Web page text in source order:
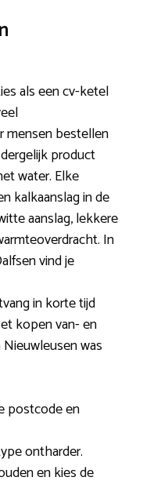
als een cv-ketel
mensen bestellen
product
water. Elke
kalkaanslag in de
aanslag, lekkere
In
vind je
in korte tijd
kopen van- en
was
postcode en
ontharder.
en kies de